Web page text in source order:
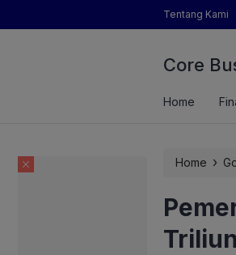
Tentang Kami
Core
Pertanian yang Dimaksud Mentan
Home
Home ›